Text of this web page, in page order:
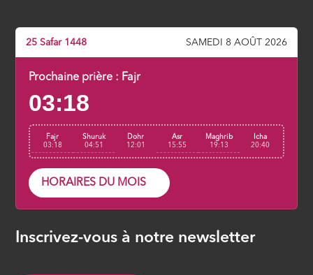
L’émigration en Abyssinie
ÉPISODE 9
Un secours inattendu : la conversion
de notables de haut rang
Prédication destinée aux non-
25 Safar 1448 SAMEDI 8 AOÛT 2026
Prochaine prière : Fajr
03:18
Fajr
03:18
Shuruk
04:51
Dohr
12:01
Asr
15:55
Maghrib
19:13
Icha
20:40
HORAIRES DU MOIS
Inscrivez-vous à notre newsletter